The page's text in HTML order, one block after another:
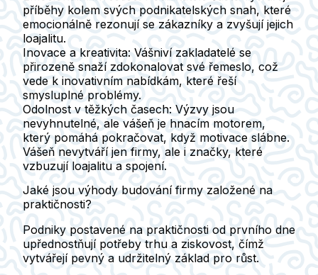
příběhy kolem svých podnikatelských snah, které
emocionálně rezonují se zákazníky a zvyšují jejich
loajalitu.
Inovace a kreativita: Vášniví zakladatelé se
přirozeně snaží zdokonalovat své řemeslo, což
vede k inovativním nabídkám, které řeší
smysluplné problémy.
Odolnost v těžkých časech: Výzvy jsou
nevyhnutelné, ale vášeň je hnacím motorem,
který pomáhá pokračovat, když motivace slábne.
Vášeň nevytváří jen firmy, ale i značky, které
vzbuzují loajalitu a spojení.
Jaké jsou výhody budování firmy založené na
praktičnosti?
Podniky postavené na praktičnosti od prvního dne
upřednostňují potřeby trhu a ziskovost, čímž
vytvářejí pevný a udržitelný základ pro růst.